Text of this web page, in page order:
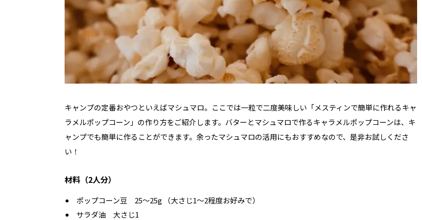
キャンプの定番おやつといえばマシュマロ。ここでは一粒で二度美味しい「メスティンで簡単に作れるキャ
ラメルポップコーン」の作り方をご紹介します。バターとマシュマロで作るキャラメルポップコーンは、キ
ャンプでも簡単に作ることができます。余ったマシュマロの活用にもおすすめなので、是非お試しくださ
い！
材料（2人分）
ポップコーン豆 25〜25g （大さじ1〜2程度お好みで）
サラダ油 大さじ1